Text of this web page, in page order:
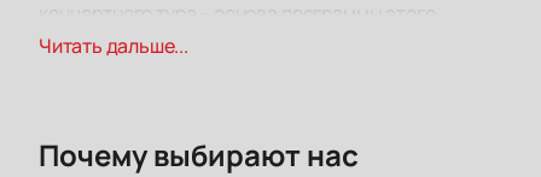
выступления. За то время, которое прошло с
переживаниями.
Читать дальше...
Почему выбирают нас